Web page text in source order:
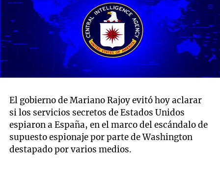
El gobierno de Mariano Rajoy evitó hoy aclarar
si los servicios secretos de Estados Unidos
espiaron a España, en el marco del escándalo de
supuesto espionaje por parte de Washington
destapado por varios medios.